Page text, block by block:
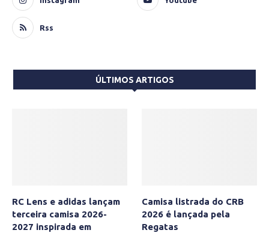
Rss
ÚLTIMOS ARTIGOS
RC Lens e adidas lançam
terceira camisa 2026-
2027 inspirada em
Camisa listrada do CRB
2026 é lançada pela
Regatas